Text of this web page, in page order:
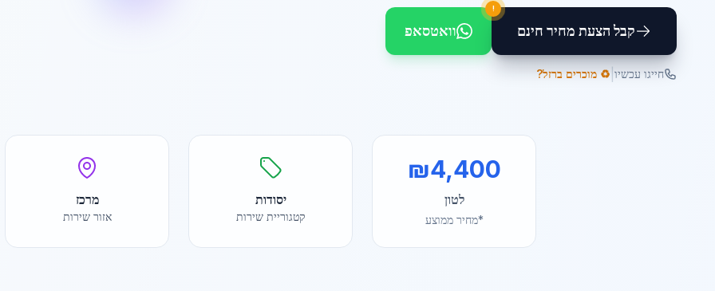
קבל הצעת מחיר חינם
!
וואטסאפ
חייגו עכשיו ♻️ מוכרים ברזל?
₪4,400
לטון
*מחיר ממוצע
יסודות
קטגוריית שירות
מרכז
אזור שירות